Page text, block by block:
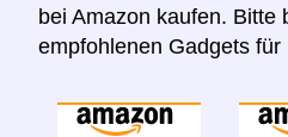
bei Amazon kaufen. Bitte
empfohlenen Gadgets für